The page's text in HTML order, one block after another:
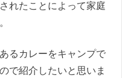
れたことによって家庭
るカレーをキャンプで
で紹介したいと思いま